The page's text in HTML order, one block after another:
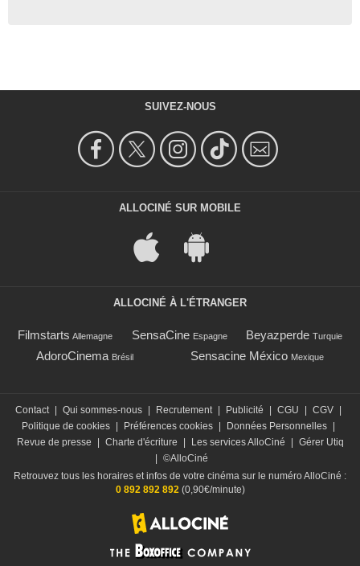
SUIVEZ-NOUS
ALLOCINÉ SUR MOBILE
ALLOCINÉ À L'ÉTRANGER
Filmstarts Allemagne SensaCine Espagne Beyazperde Turquie
AdoroCinema Brésil Sensacine México Mexique
Contact Qui sommes-nous Recrutement Publicité CGU CGV
Politique de cookies
Préférences cookies Données Personnelles
Revue de presse
Charte d'écriture Les services AlloCiné
Gérer Utiq
©AlloCiné
Retrouvez tous les horaires et infos de votre cinéma sur le numéro AlloCiné :
0 892 892 892(0,90€/minute)